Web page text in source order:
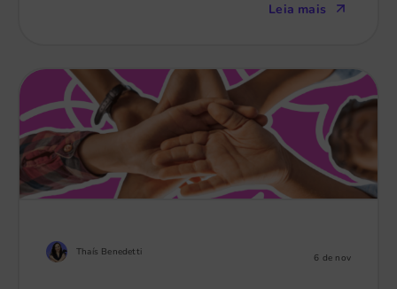
Leia mais
Thaís Benedetti 6 de nov